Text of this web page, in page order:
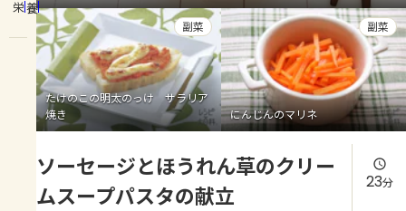
トーク
よくあるお問い合わせ
お買い物
AJINOMOTO PARK とは
栄養
たけのこの明太のっけ サラリア
焼き
副菜
にんじんのマリネ
副菜
ソーセージとほうれん草のクリー
ムスープパスタの献立
23分